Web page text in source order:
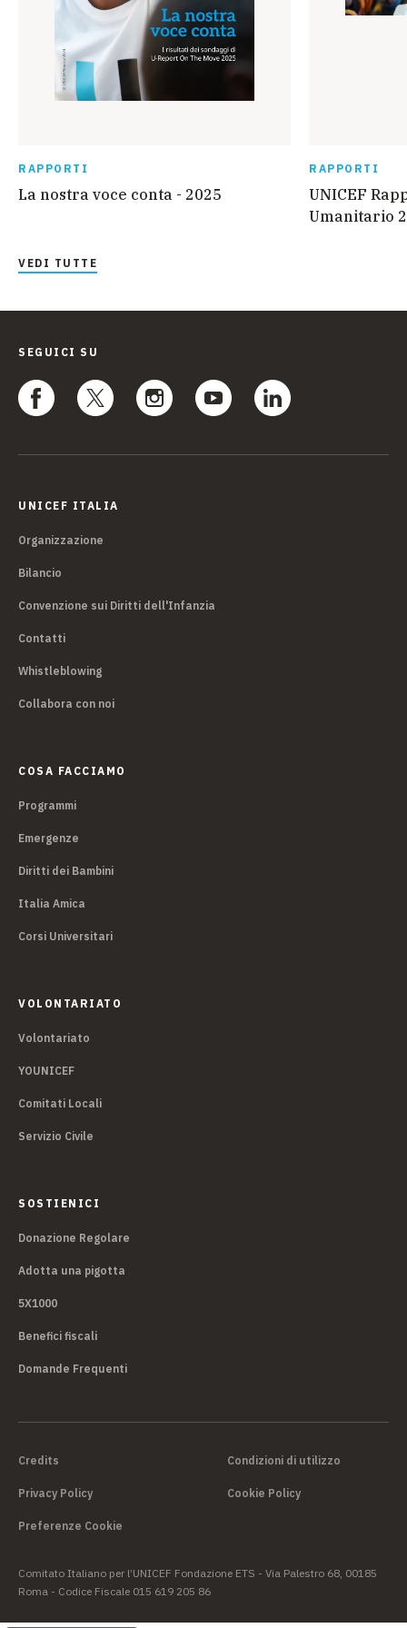
RAPPORTI
La nostra voce conta - 2025
RAPPORTI
UNICEF
Umanitario
VEDI TUTTE
SEGUICI SU
UNICEF ITALIA
Organizzazione
Bilancio
Convenzione sui Diritti dell'Infanzia
Contatti
Whistleblowing
Collabora con noi
COSA FACCIAMO
Programmi
Emergenze
Diritti dei Bambini
Italia Amica
Corsi Universitari
VOLONTARIATO
Volontariato
YOUNICEF
Comitati Locali
Servizio Civile
SOSTIENICI
Donazione Regolare
Adotta una pigotta
5X1000
Benefici fiscali
Domande Frequenti
Credits Condizioni di utilizzo
Privacy Policy Cookie Policy
Preferenze Cookie
Comitato Italiano per l’UNICEF Fondazione ETS - Via Palestro 68, 00185
Roma - Codice Fiscale 015 619 205 86